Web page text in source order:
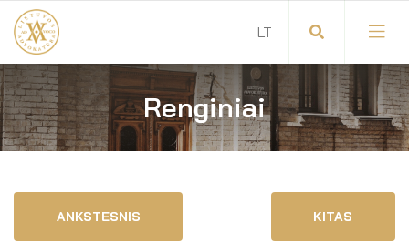
Visuotinis advokatų susirinkimas
Advokatų tarybos pirmininkas
Advokatų taryba
Komitetai
Savitarna
Savivaldos teisės aktai
Renginiai
ANKSTESNIS KITAS